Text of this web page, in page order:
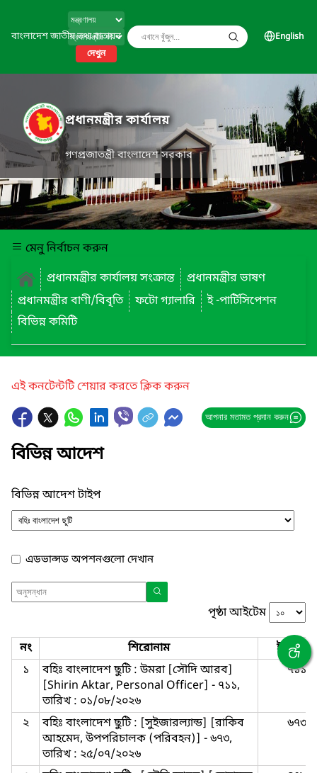
বাংলাদেশ জাতীয় তথ্য বাতায়ন
দেখুন
English
প্রধানমন্ত্রীর কার্যালয়
গণপ্রজাতন্ত্রী বাংলাদেশ সরকার
মেনু নির্বাচন করুন
প্রধানমন্ত্রীর কার্যালয় সংক্রান্ত
প্রধানমন্ত্রীর ভাষণ
প্রধানমন্ত্রীর বাণী/বিবৃতি
ফটো গ্যালারি
ই -পার্টিসিপেশন
বিভিন্ন কমিটি
এই কনটেন্টটি শেয়ার করতে ক্লিক করুন
আপনার মতামত প্রদান করুন
বিভিন্ন আদেশ
বিভিন্ন আদেশ টাইপ
এডভান্সড অপশনগুলো দেখান
পৃষ্ঠা আইটেম
নং শিরোনাম
ইস্যু নম্বর
১
বহিঃ বাংলাদেশ ছুটি : উমরা [সৌদি আরব]
[Shirin Aktar, Personal Officer] - ৭১১,
তারিখ : ০১/০৮/২০২৬
৭১১
২
বহিঃ বাংলাদেশ ছুটি : [সুইজারল্যান্ড] [রাকিব
আহমেদ, উপপরিচালক (পরিবহন)] - ৬৭৩,
তারিখ : ২৫/০৭/২০২৬
৬৭৩